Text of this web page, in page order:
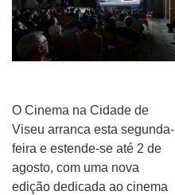
O Cinema na Cidade de
Viseu arranca esta segunda-
feira e estende-se até 2 de
agosto, com uma nova
edição dedicada ao cinema